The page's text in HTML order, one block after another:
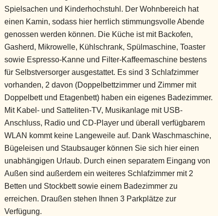
Spielsachen und Kinderhochstuhl. Der Wohnbereich hat
einen Kamin, sodass hier herrlich stimmungsvolle Abende
genossen werden können. Die Küche ist mit Backofen,
Gasherd, Mikrowelle, Kühlschrank, Spülmaschine, Toaster
sowie Espresso-Kanne und Filter-Kaffeemaschine bestens
für Selbstversorger ausgestattet. Es sind 3 Schlafzimmer
vorhanden, 2 davon (Doppelbettzimmer und Zimmer mit
Doppelbett und Etagenbett) haben ein eigenes Badezimmer.
Mit Kabel- und Satteliten-TV, Musikanlage mit USB-
Anschluss, Radio und CD-Player und überall verfügbarem
WLAN kommt keine Langeweile auf. Dank Waschmaschine,
Bügeleisen und Staubsauger können Sie sich hier einen
unabhängigen Urlaub. Durch einen separatem Eingang von
Außen sind außerdem ein weiteres Schlafzimmer mit 2
Betten und Stockbett sowie einem Badezimmer zu
erreichen. Draußen stehen Ihnen 3 Parkplätze zur
Verfügung.